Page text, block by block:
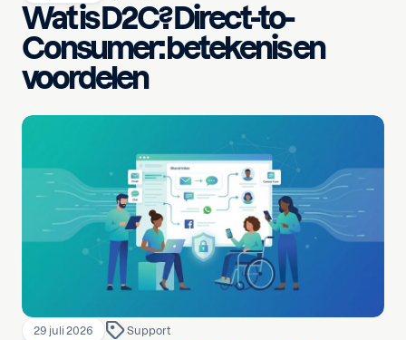
Wat is D2C? Direct-to-
Consumer: betekenis en
voordelen
29 juli 2026 Support